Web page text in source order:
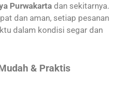
Purwakarta dan sekitarnya.
dan aman, setiap pesanan
dalam kondisi segar dan
& Praktis